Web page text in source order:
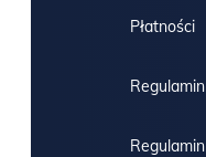
Płatności
Regulamin
Regulamin